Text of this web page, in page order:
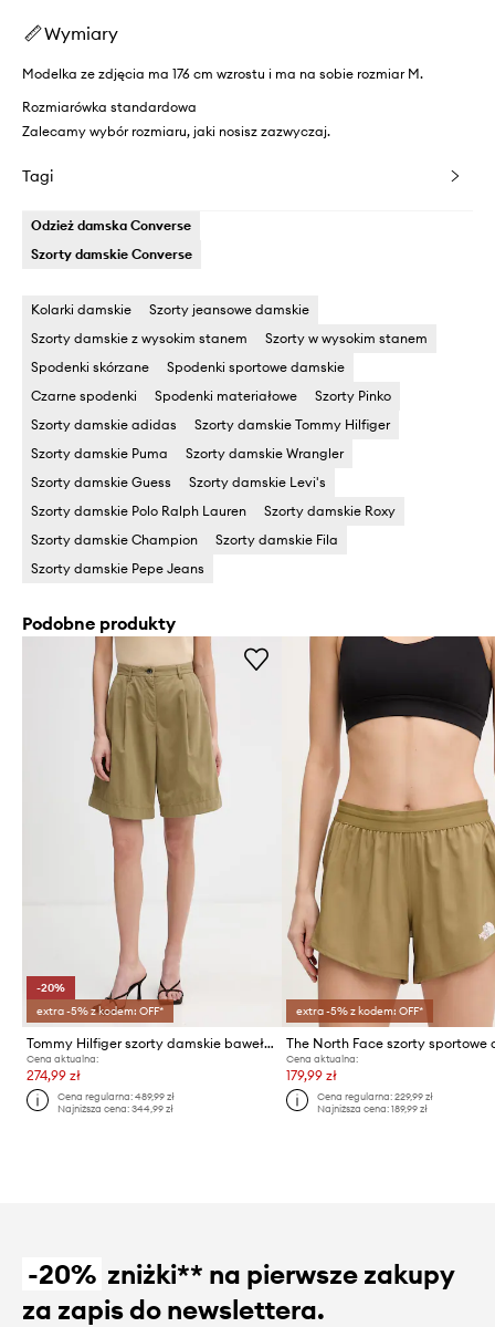
Wymiary
Modelka ze zdjęcia ma 176 cm wzrostu i ma na sobie rozmiar M.
Rozmiarówka standardowa
Zalecamy wybór rozmiaru, jaki nosisz zazwyczaj.
Tagi
Odzież damska Converse
Szorty damskie Converse
Kolarki damskie
Szorty jeansowe damskie
Szorty damskie z wysokim stanem
Szorty w wysokim stanem
Spodenki skórzane
Spodenki sportowe damskie
Czarne spodenki
Spodenki materiałowe
Szorty Pinko
Szorty damskie adidas
Szorty damskie Tommy Hilfiger
Szorty damskie Puma
Szorty damskie Wrangler
Szorty damskie Guess
Szorty damskie Levi's
Szorty damskie Polo Ralph Lauren
Szorty damskie Roxy
Szorty damskie Champion
Szorty damskie Fila
Szorty damskie Pepe Jeans
Podobne produkty
-20%
extra -5% z kodem: OFF*
Tommy Hilfiger szorty damskie bawełniane
Cena aktualna:
274,99 zł
Cena regularna:489,99 zł
Najniższa cena:344,99 zł
extra -5% z kodem: OFF*
Cena aktualna:
179,99 zł
Cena regularna: 229,99 zł
Najniższa cena: 189,99 zł
-20% zniżki** na pierwsze zakupy
za zapis do newslettera.